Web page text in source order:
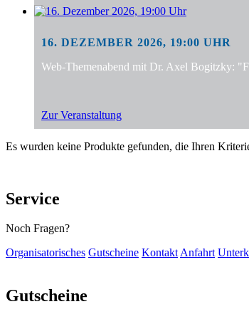
16. DEZEMBER 2026, 19:00 UHR
Web-Themenabend mit Dr. Axel Bogitzky:
Zur Veranstaltung
Es wurden keine Produkte gefunden, die Ihren
Service
Noch Fragen?
Organisatorisches Gutscheine KontaktAnfahrt
Gutscheine